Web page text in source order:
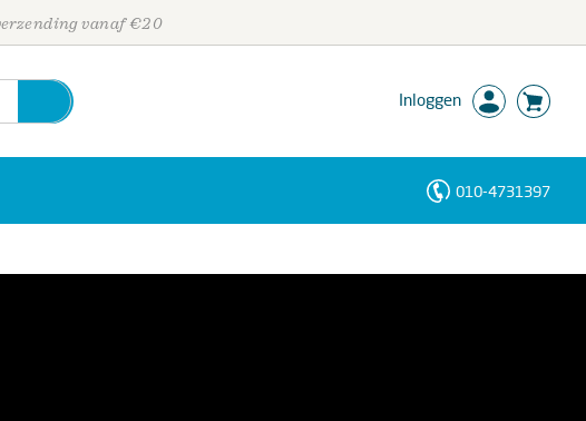
vanaf €20
Inloggen
010-4731397
Personen